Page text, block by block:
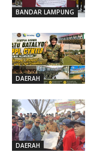
BANDAR LAMPUNG
DAERAH
DAERAH